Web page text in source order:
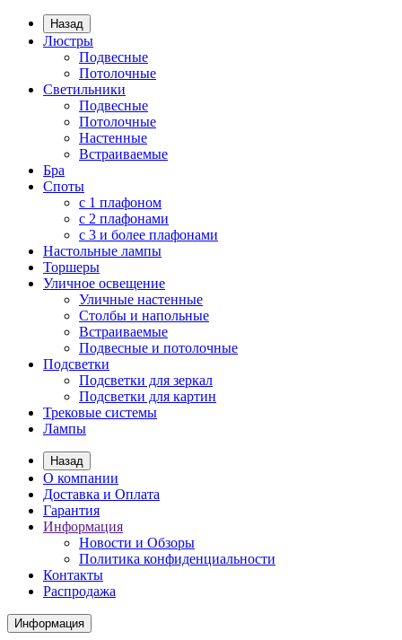
Назад
Люстры
Подвесные
Потолочные
Светильники
Подвесные
Потолочные
Настенные
Встраиваемые
Бра
Споты
с 1 плафоном
с 2 плафонами
с 3 и более плафонами
Настольные лампы
Торшеры
Уличное освещение
Уличные настенные
Столбы и напольные
Встраиваемые
Подвесные и потолочные
Подсветки
Подсветки для зеркал
Подсветки для картин
Трековые системы
Лампы
Назад
О компании
Доставка и Оплата
Гарантия
Информация
Новости и Обзоры
Политика конфиденциальности
Контакты
Распродажа
Информация